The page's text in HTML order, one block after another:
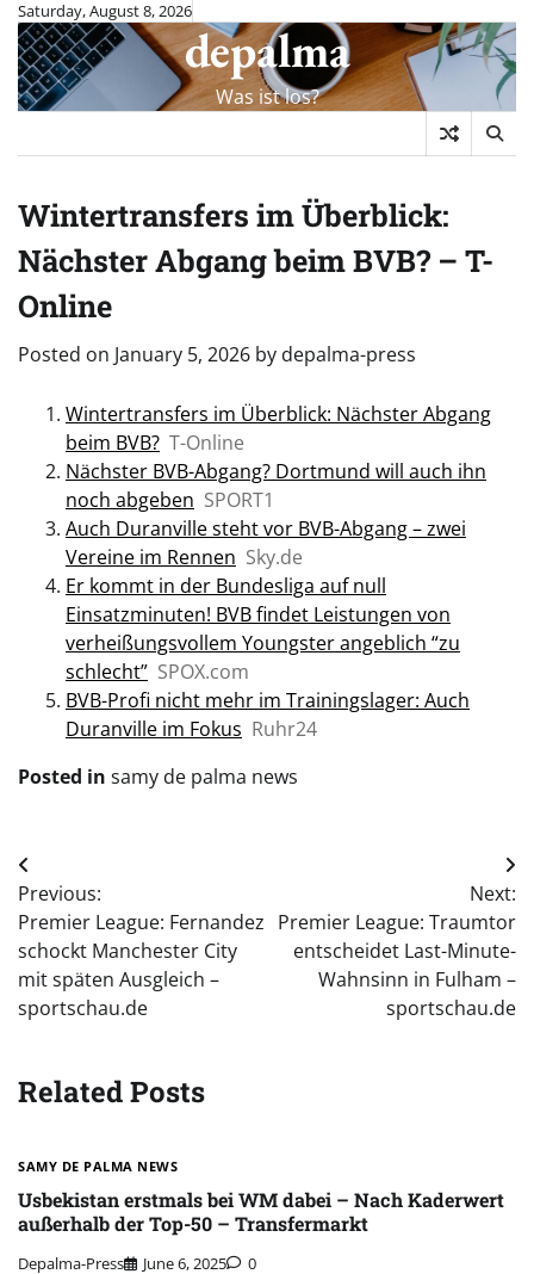
Skip
content
Saturday, August 8, 2026
depalma
Was ist los?
Wintertransfers im Überblick:
Nächster Abgang beim BVB? – T-
Online
Posted on January 5, 2026 by depalma-press
Wintertransfers im Überblick: Nächster Abgang
beim BVB? T-Online
Nächster BVB-Abgang? Dortmund will auch ihn
noch abgeben SPORT1
Auch Duranville steht vor BVB-Abgang – zwei
Vereine im Rennen Sky.de
Er kommt in der Bundesliga auf null
Einsatzminuten! BVB findet Leistungen von
verheißungsvollem Youngster angeblich “zu
schlecht” SPOX.com
BVB-Profi nicht mehr im Trainingslager: Auch
Duranville im Fokus Ruhr24
Posted in samy de palma news
Post
navigation
Previous:
Premier League: Fernandez
schockt Manchester City
mit späten Ausgleich –
sportschau.de
Next:
Premier League: Traumtor
entscheidet Last-Minute-
Wahnsinn in Fulham –
sportschau.de
Related Posts
SAMY DE PALMA NEWS
Usbekistan erstmals bei WM dabei – Nach Kaderwert
außerhalb der Top-50 – Transfermarkt
Depalma-Press June 6, 2025 0